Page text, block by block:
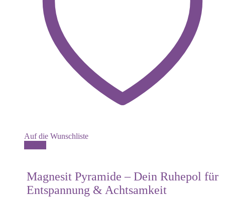
Auf die Wunschliste
Magnesit Pyramide – Dein Ruhepol für
Entspannung & Achtsamkeit